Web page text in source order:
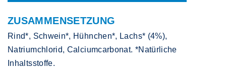
ZUSAMMENSETZUNG
Rind*, Schwein*, Hühnchen*, Lachs* (4%),
Natriumchlorid, Calciumcarbonat. *Natürliche
Inhaltsstoffe.